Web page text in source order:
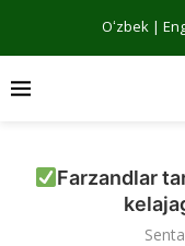
Oʻzbek |
Farzandlar